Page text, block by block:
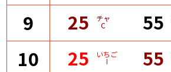
9 25 チャ
C 55
10 25 いちご
I 55